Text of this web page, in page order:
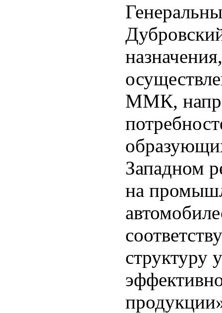
ММК,
Западном
на
структуру